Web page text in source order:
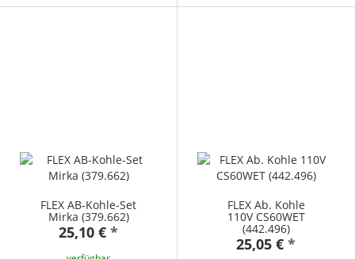
FLEX AB-Kohle-Set
Mirka (379.662)
25,10 € *
FLEX Ab. Kohle
110V CS60WET
(442.496)
25,05 € *